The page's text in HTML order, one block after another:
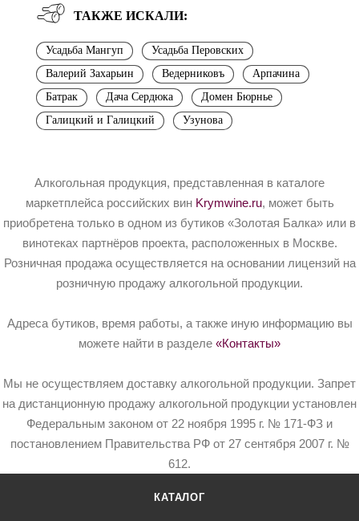
ТАКЖЕ ИСКАЛИ:
Усадьба Мангуп
Усадьба Перовских
Валерий Захарьин
Ведерниковъ
Арпачина
Батрак
Дача Сердюка
Домен Бюрнье
Галицкий и Галицкий
Узунова
Алкогольная продукция, представленная в каталоге
маркетплейса российских вин Krymwine.ru, может быть
приобретена только в одном из бутиков «Золотая Балка» или в
винотеках партнёров проекта, расположенных в Москве.
Розничная продажа осуществляется на основании лицензий на
розничную продажу алкогольной продукции.
Адреса бутиков, время работы, а также иную информацию вы
можете найти в разделе «Контакты»
Мы не осуществляем доставку алкогольной продукции. Запрет
на дистанционную продажу алкогольной продукции установлен
Федеральным законом от 22 ноября 1995 г. № 171-ФЗ и
постановлением Правительства РФ от 27 сентября 2007 г. №
612.
КАТАЛОГ